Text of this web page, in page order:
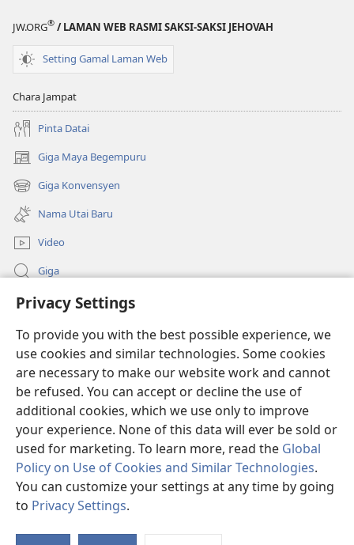
Privacy Settings
To provide you with the best possible experience, we
use cookies and similar technologies. Some cookies
are necessary to make our website work and cannot
be refused. You can accept or decline the use of
additional cookies, which we use only to improve
your experience. None of this data will ever be sold or
used for marketing. To learn more, read the Global
Policy on Use of Cookies and Similar Technologies.
You can customize your settings at any time by going
to Privacy Settings.
JW.ORG® / LAMAN WEB RASMI SAKSI-SAKSI JEHOVAH
Setting Gamal Laman Web
Chara Jampat
Pinta Datai
Giga Maya Begempuru
(opens
new
window)
Giga Konvensyen
(opens
new
window)
Nama Utai Baru
Video
Giga
Penerang Global
Duit Pemeri
(opens
new
window)Watchtower LIBRARI ONLINE
(opens
new
window)JW Hub ®
(opens
new
window)
Copyright© 2026 Watch Tower Bible and Tract Society of Pennsylvania.
SYARAT NGENA|POLISI PENERANG DIRI